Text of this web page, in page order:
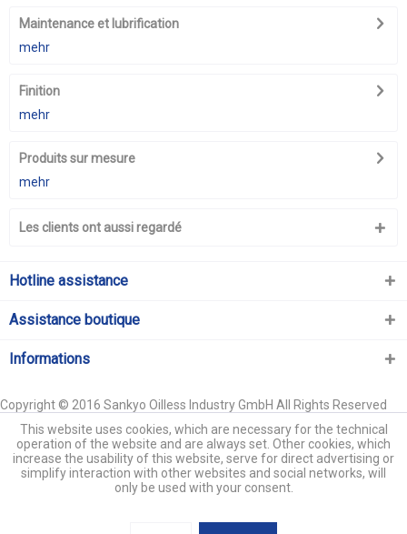
Maintenance et lubrification
mehr
Finition
mehr
Produits sur mesure
mehr
Les clients ont aussi regardé
Hotline assistance
Assistance boutique
Informations
Copyright © 2016 Sankyo Oilless Industry GmbH All Rights Reserved
This website uses cookies, which are necessary for the technical
operation of the website and are always set. Other cookies, which
increase the usability of this website, serve for direct advertising or
simplify interaction with other websites and social networks, will
only be used with your consent.